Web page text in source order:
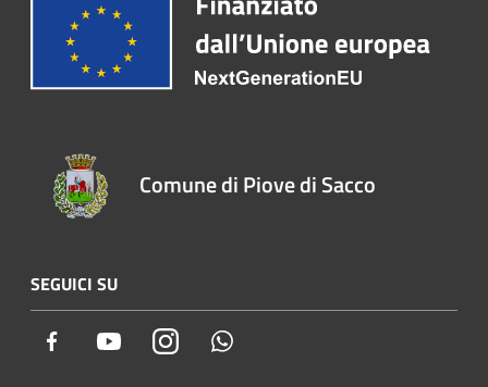
Comune di Piove di Sacco
SEGUICI SU
Facebook YoutubeInstagram